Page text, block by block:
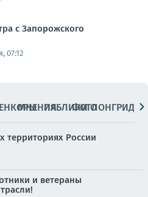
с Запорожского
07:12
МНЕНИЯПАБЛИКИ
ФОТОЛОНГРИДЫ
территориях России
и ветераны